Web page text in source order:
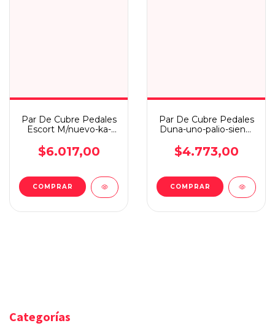
Par De Cubre Pedales
Escort M/nuevo-ka-
$6.017,00
Par De Cubre Pedales
Duna-uno-palio-siena-
$4.773,00
Categorías